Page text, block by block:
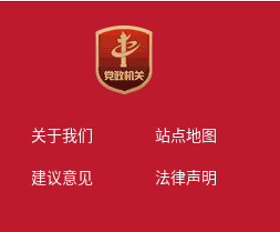
关于我们 站点地图
建议意见 法律声明